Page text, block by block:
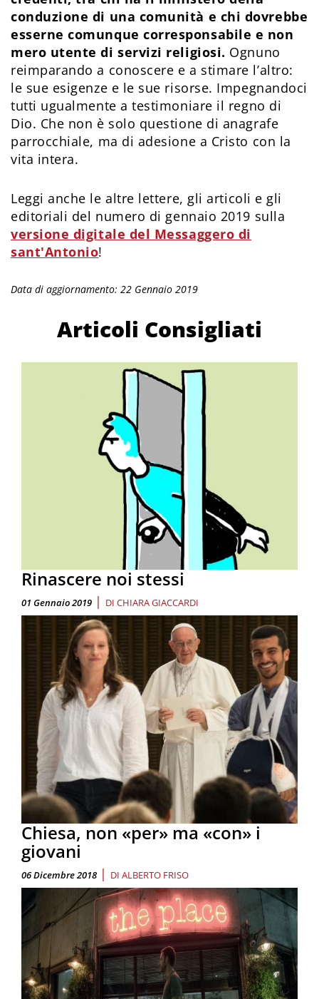
conduzione di una comunità e chi dovrebbe
esserne comunque corresponsabile e non
mero utente di servizi religiosi. Ognuno
reimparando a conoscere e a stimare l’altro:
le sue esigenze e le sue risorse. Impegnandoci
tutti ugualmente a testimoniare il regno di
Dio. Che non è solo questione di anagrafe
parrocchiale, ma di adesione a Cristo con la
vita intera.
Leggi anche le altre lettere, gli articoli e gli
editoriali del numero di gennaio 2019 sulla
versione digitale del Messaggero di
sant'Antonio!
Data di aggiornamento: 22 Gennaio 2019
Articoli Consigliati
Rinascere noi stessi
01 Gennaio 2019 | DI CHIARA GIACCARDI
Chiesa, non «per» ma «con» i
giovani
06 Dicembre 2018 | DI ALBERTO FRISO